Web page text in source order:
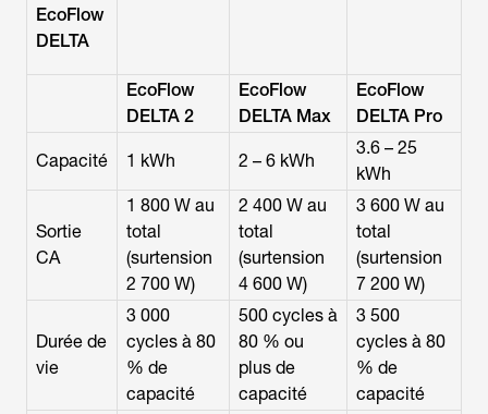
EcoFlow
DELTA
EcoFlow
DELTA 2
EcoFlow
DELTA Max
EcoFlow
DELTA Pro
Capacité 1 kWh 2 – 6 kWh
3.6 – 25
kWh
Sortie
CA
1 800 W au
total
(surtension
2 700 W)
2 400 W au
total
(surtension
4 600 W)
3 600 W au
total
(surtension
7 200 W)
Durée de
vie
3 000
cycles à 80
% de
capacité
500 cycles à
80 % ou
plus de
capacité
3 500
cycles à 80
% de
capacité